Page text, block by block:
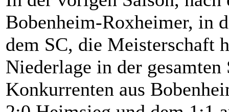
Bobenheim-Roxheimer, in
dem SC, die Meisterschaft
Niederlage in der
Konkurrenten aus